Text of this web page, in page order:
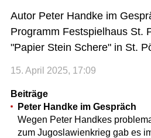
Autor Peter Handke im
Programm Festspielhaus St.
"Papier Stein Schere" in St.
15. April 2025, 17:09
Beiträge
Peter Handke im Gespräch
Wegen Peter Handkes
zum Jugoslawienkrieg gab es